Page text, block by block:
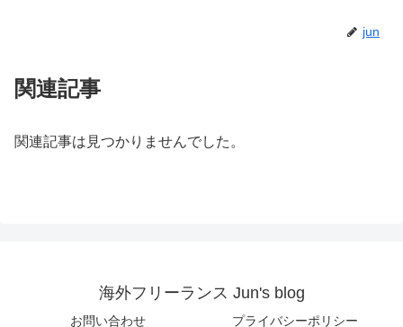
jun
関連記事
関連記事は見つかりませんでした。
海外フリーランス Jun's blog
お問い合わせ プライバシーポリシー